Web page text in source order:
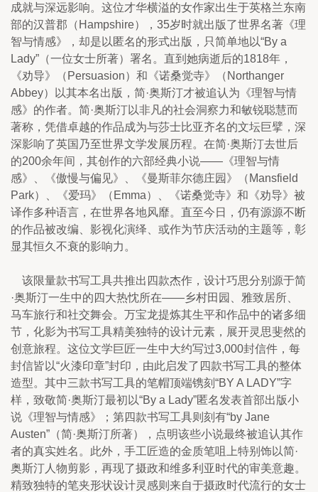
成就与深远影响。这位才华横溢的女作家出生于英格兰东南
部的汉普郡（Hampshire），35岁时就出版了世界名著《理
智与情感》，却是以匿名的形式出版，只简单地以“By a
Lady”（一位女士所著）署名。直到她病逝后的1818年，
《劝导》（Persuasion）和《诺桑觉寺》（Northanger
Abbey）以其本名出版，简·奥斯汀才被追认为《理智与情
感》的作者。简·奥斯汀以非凡的社会洞察力和敏锐聪慧而
著称，凭借卓越的作品成为与莎士比亚齐名的文坛巨擘，深
深影响了英国乃至世界文学发展历程。在简·奥斯汀去世后
的200余年间，其创作的六部经典小说——《理智与情
感》、《傲慢与偏见》、《曼斯菲尔德庄园》（Mansfield
Park）、《爱玛》（Emma）、《诺桑觉寺》和《劝导》被
译作多种语言，在世界各地风靡。直至今日，仍有源源不断
的作品被改编、影视化演绎、或作为节庆活动的主题等，彰
显其恒久不衰的影响力。
该限量款书写工具共推出四款杰作，设计巧思分别源于简
·奥斯汀一生中的四大热忱所在——乡村田园、雅致居所、
马车旅行和社交舞会。万宝龙提炼其生平和作品中的诸多细
节，化影为书写工具精美独特的设计元素，展开灵思斐然的
创意旅程。这位文学巨匠一生中大约写过3,000封信件，每
封信皆以“火漆印章”封印，由此启发了四款书写工具的整体
造型。其中三款书写工具的笔帽顶端镌刻“BY A LADY”字
样，致敬简·奥斯汀最初以“By a Lady”匿名发表首部出版小
说《理智与情感》；第四款书写工具则刻有“by Jane
Austen”（简·奥斯汀所著），点明该些小说最终被追认其作
者的真实姓名。此外，手工匠造的金质笔咀上特别饰以简·
奥斯汀人物剪影，再现了摄政和维多利亚时代的审美意趣。
精致独特的笔夹形状设计灵感则来自于摄政时代流行的女士